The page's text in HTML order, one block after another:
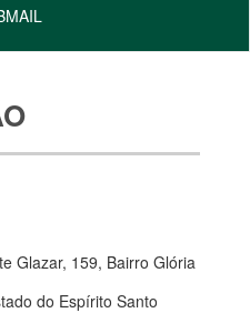
Glazar, 159, Bairro Glória
do Espírito Santo